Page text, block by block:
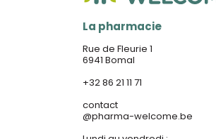
La pharmacie
Rue de Fleurie 1
6941 Bomal
+32 86 21 11 71
contact
@pharma-welcome.be